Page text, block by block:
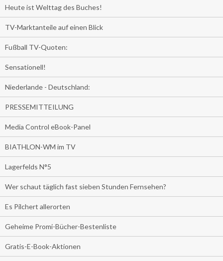
Heute ist Welttag des Buches!
TV-Marktanteile auf einen Blick
Fußball TV-Quoten:
Sensationell!
Niederlande - Deutschland:
PRESSEMITTEILUNG
Media Control eBook-Panel
BIATHLON-WM im TV
Lagerfelds N°5
Wer schaut täglich fast sieben Stunden Fernsehen?
Es Pilchert allerorten
Geheime Promi-Bücher-Bestenliste
Gratis-E-Book-Aktionen